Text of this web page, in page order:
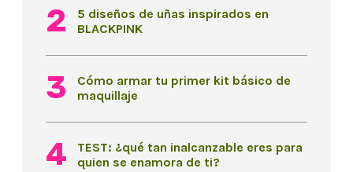
5 diseños de uñas inspirados en
BLACKPINK
Cómo armar tu primer kit básico de
maquillaje
TEST: ¿qué tan inalcanzable eres para
quien se enamora de ti?